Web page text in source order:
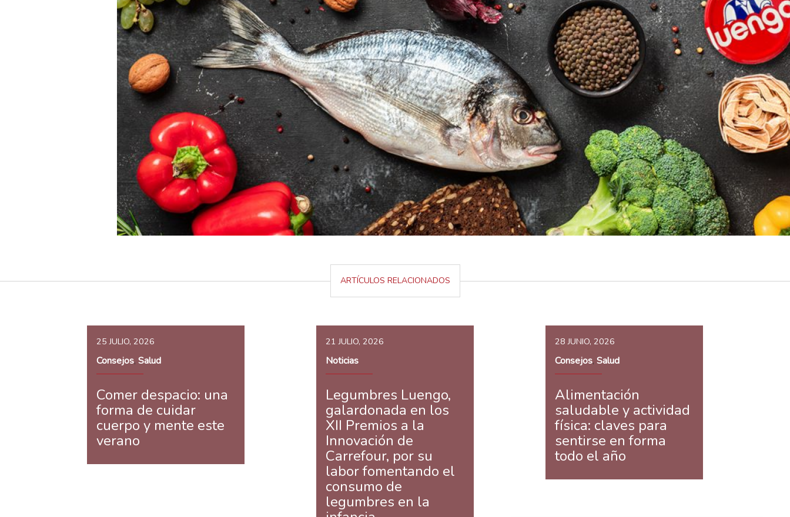
ARTÍCULOS RELACIONADOS
25 JULIO, 2026
Consejos, Salud
Comer despacio: una
forma de cuidar
cuerpo y mente este
verano
21 JULIO, 2026
Noticias
Legumbres Luengo,
galardonada en los
XII Premios a la
Innovación de
Carrefour, por su
labor fomentando el
consumo de
legumbres en la
28 JUNIO, 2026
Consejos, Salud
Alimentación
saludable y actividad
física: claves para
sentirse en forma
todo el año